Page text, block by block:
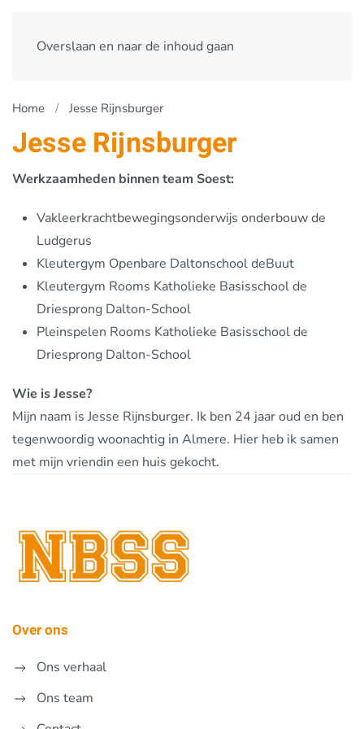
Overslaan en naar de inhoud gaan
Home Jesse Rijnsburger
Jesse Rijnsburger
Werkzaamheden binnen team Soest:
Vakleerkrachtbewegingsonderwijs onderbouw de
Ludgerus
Kleutergym Openbare Daltonschool deBuut
Kleutergym Rooms Katholieke Basisschool de
Driesprong Dalton-School
Pleinspelen Rooms Katholieke Basisschool de
Driesprong Dalton-School
Wie is Jesse?
Mijn naam is Jesse Rijnsburger. Ik ben 24 jaar oud en ben
tegenwoordig woonachtig in Almere. Hier heb ik samen
met mijn vriendin een huis gekocht.
Over ons
Ons verhaal
Ons team